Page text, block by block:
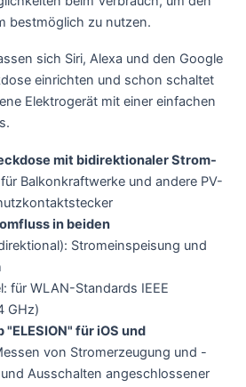
bestmöglich zu nutzen.
sich Siri, Alexa und den Google
einrichten und schon schaltet
Elektrogerät mit einer einfachen
mit bidirektionaler Strom-
Balkonkraftwerke und andere PV-
in beiden
Stromeinspeisung und
für WLAN-Standards IEEE
GHz)
für iOS und
von Stromerzeugung und -
Ausschalten angeschlossener